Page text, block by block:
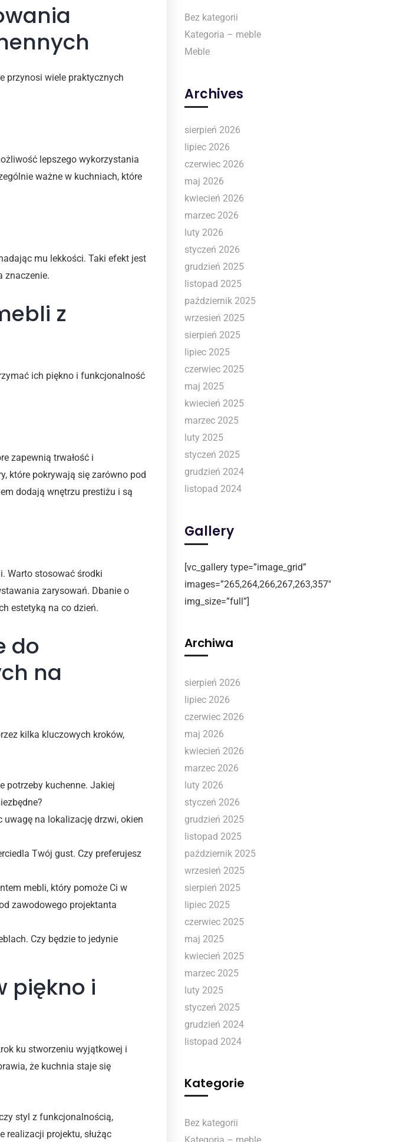
przynosi wiele praktycznych
lepszego wykorzystania
ważne w kuchniach, które
mu lekkości. Taki efekt jest
znaczenie.
z
ich piękno i funkcjonalność
zapewnią trwałość i
które pokrywają się zarówno pod
dodają wnętrzu prestiżu i są
Warto stosować środki
zarysowań. Dbanie o
estetyką na co dzień.
do
na
kilka kluczowych kroków,
potrzeby kuchenne. Jakiej
uwagę na lokalizację drzwi, okien
Twój gust. Czy preferujesz
mebli, który pomoże Ci w
zawodowego projektanta
Czy będzie to jedynie
piękno i
ku stworzeniu wyjątkowej i
że kuchnia staje się
styl z funkcjonalnością,
realizacji projektu, służąc
Bez kategorii
Kategoria – meble
Meble
Archives
sierpień 2026
lipiec 2026
czerwiec 2026
maj 2026
kwiecień 2026
marzec 2026
luty 2026
styczeń 2026
grudzień 2025
listopad 2025
październik 2025
wrzesień 2025
sierpień 2025
lipiec 2025
czerwiec 2025
maj 2025
kwiecień 2025
marzec 2025
luty 2025
styczeń 2025
grudzień 2024
listopad 2024
Gallery
[vc_gallery type=”image_grid”
images=”265,264,266,267,263,357″
img_size=”full”]
Archiwa
sierpień 2026
lipiec 2026
czerwiec 2026
maj 2026
kwiecień 2026
marzec 2026
luty 2026
styczeń 2026
grudzień 2025
listopad 2025
październik 2025
wrzesień 2025
sierpień 2025
lipiec 2025
czerwiec 2025
maj 2025
kwiecień 2025
marzec 2025
luty 2025
styczeń 2025
grudzień 2024
listopad 2024
Kategorie
Bez kategorii